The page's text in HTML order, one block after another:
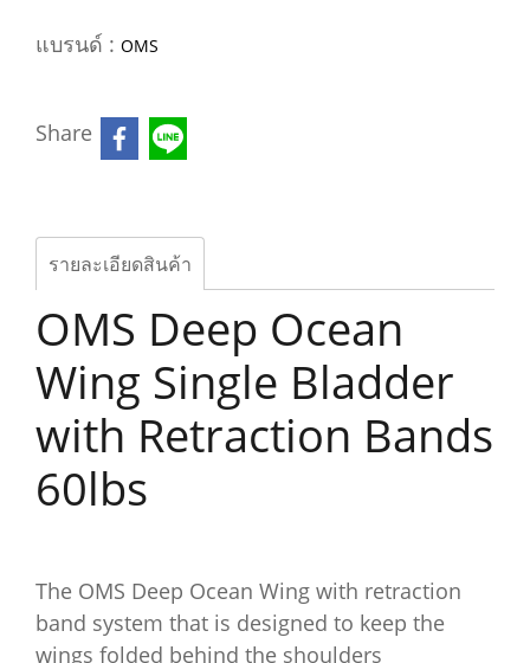
แบรนด์ : OMS
Share
รายละเอียดสินค้า
OMS Deep Ocean
Wing Single Bladder
with Retraction Bands
60lbs
The OMS Deep Ocean Wing with retraction
band system that is designed to keep the
wings folded behind the shoulders